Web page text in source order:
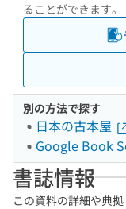
ることができます。
別の方法で探す
日本の古本屋
Google Book
書誌情報
この資料の詳細や典